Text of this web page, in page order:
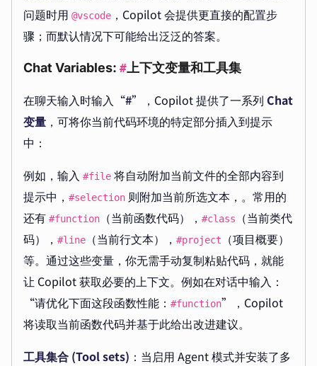
问题时用 @vscode ，Copilot 会提供更直接的配置步
骤；而默认情况下可能给出泛泛的答案。
Chat Variables: # 上下文变量和工具集
在聊天输入时输入“#”，Copilot 提供了一系列 Chat
变量 ，可将你当前代码环境的特定部分插入到提示
中：
例如，输入 #file 将自动附加当前文件的全部内容到
提示中， #selection 则附加当前所选文本，。常用的
还有 #function （当前函数代码）， #class
（当前类代
码）， #line （当前行文本）， #project
（项目概要）
等。通过这些变量，你无需手动复制粘贴代码，就能
让 Copilot 获取必要的上下文。例如在对话中输入：
“请优化下面这段函数性能： #function”，Copilot
将读取当前函数代码并基于此给出改进建议。
工具集合 (Tool sets) ：当启用 Agent 模式并安装了多